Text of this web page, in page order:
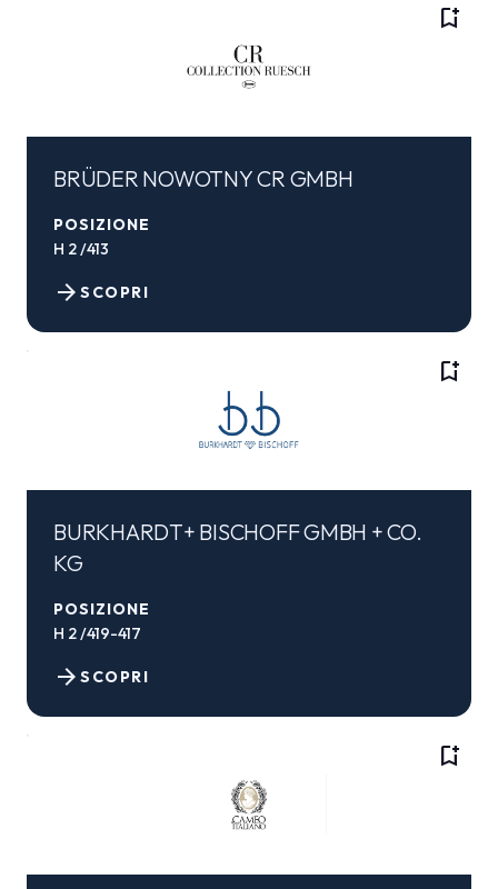
bookmark_add
BRÜDER NOWOTNY CR GMBH
POSIZIONE
H 2 /413
SCOPRI
arrow_forward
bookmark_add
BURKHARDT+ BISCHOFF GMBH + CO.
KG
POSIZIONE
H 2 /419-417
SCOPRI
arrow_forward
bookmark_add